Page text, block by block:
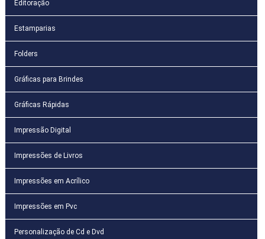
Editoração
Estamparias
Folders
Gráficas para Brindes
Gráficas Rápidas
Impressão Digital
Impressões de Livros
Impressões em Acrílico
Impressões em Pvc
Personalização de Cd e Dvd